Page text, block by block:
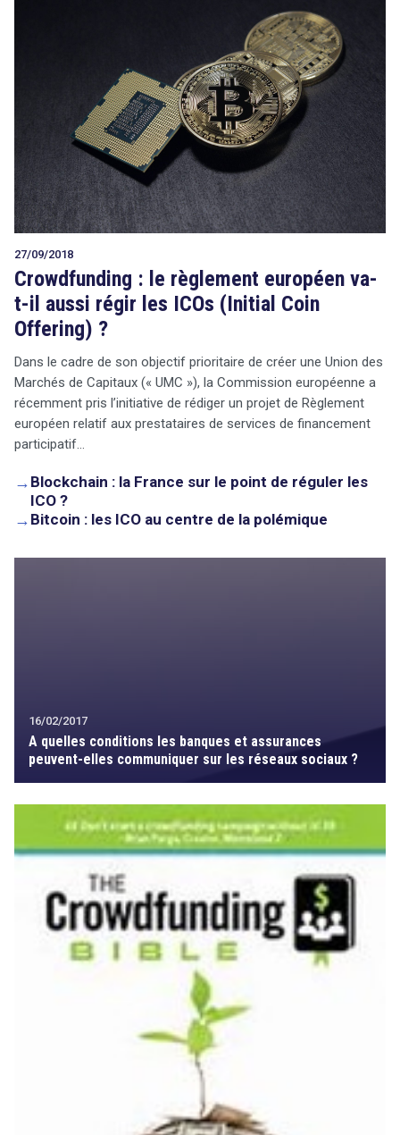
27/09/2018
Crowdfunding : le règlement européen va-
t-il aussi régir les ICOs (Initial Coin
Offering) ?
Dans le cadre de son objectif prioritaire de créer une Union des
Marchés de Capitaux (« UMC »), la Commission européenne a
récemment pris l’initiative de rédiger un projet de Règlement
européen relatif aux prestataires de services de financement
participatif…
→ Blockchain : la France sur le point de réguler les
ICO ?
→ Bitcoin : les ICO au centre de la polémique
16/02/2017
A quelles conditions les banques et assurances
peuvent-elles communiquer sur les réseaux sociaux ?